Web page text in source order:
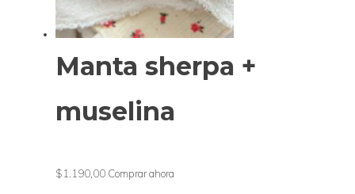
Manta sherpa +
muselina
$1.190,00 Comprar ahora